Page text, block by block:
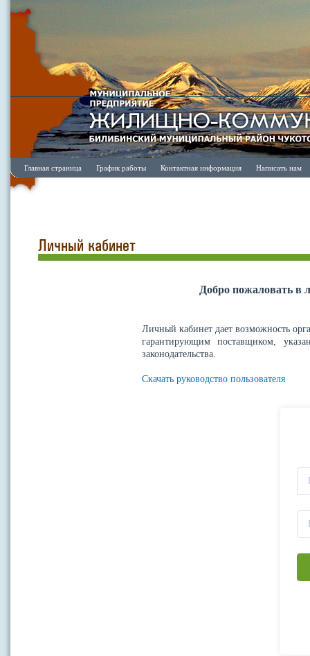
Главная страница График работы Контактная информация Написать нам
Личный кабинет
Добро пожаловать
Личный кабинет дает возможность
гарантирующим поставщиком,
законодательства.
Скачать руководство пользователя